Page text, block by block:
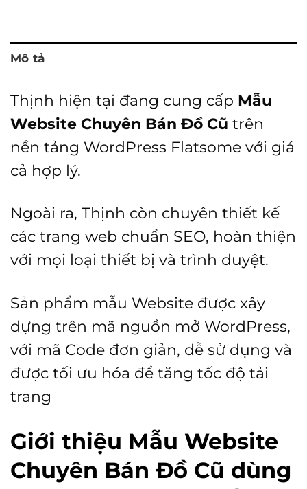
Mô tả
Thịnh hiện tại đang cung cấp Mẫu
Website Chuyên Bán Đồ Cũ trên
nền tảng WordPress Flatsome với giá
cả hợp lý.
Ngoài ra, Thịnh còn chuyên thiết kế
các trang web chuẩn SEO, hoàn thiện
với mọi loại thiết bị và trình duyệt.
Sản phẩm mẫu Website được xây
dựng trên mã nguồn mở WordPress,
với mã Code đơn giản, dễ sử dụng và
được tối ưu hóa để tăng tốc độ tải
trang
Giới thiệu Mẫu Website
Chuyên Bán Đồ Cũ dùng